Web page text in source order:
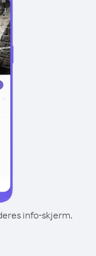
info-skjerm.